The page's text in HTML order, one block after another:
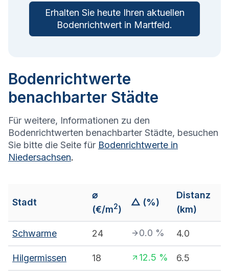
Erhalten Sie heute Ihren aktuellen
Bodenrichtwert in Martfeld.
Bodenrichtwerte
benachbarter Städte
Für weitere, Informationen zu den
Bodenrichtwerten benachbarter Städte, besuchen
Sie bitte die Seite für Bodenrichtwerte in
Niedersachsen.
Stadt
⌀
(€/m2)
△ (%)
Distanz
(km)
Schwarme 24 0.0 % 4.0
Hilgermissen 18 12.5 % 6.5